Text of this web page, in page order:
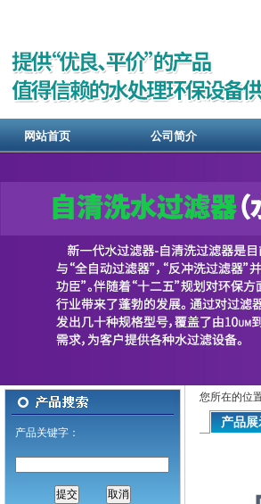
网站首页 公司简介
产品关键字：
您所在的位
产品展